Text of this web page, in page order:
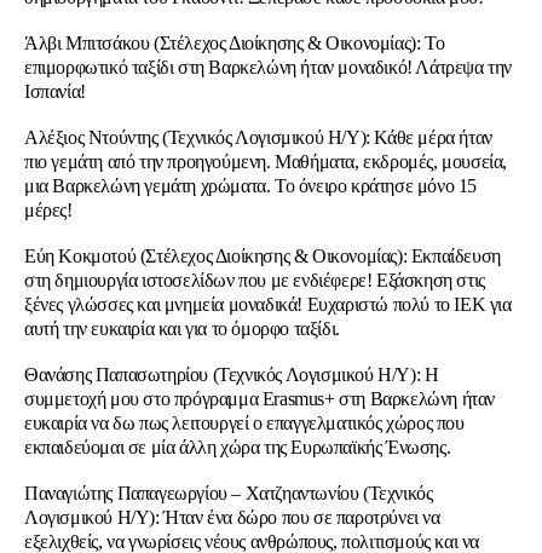
Άλβι Μπιτσάκου (Στέλεχος Διοίκησης & Οικονομίας): Το
επιμορφωτικό ταξίδι στη Βαρκελώνη ήταν μοναδικό! Λάτρεψα την
Ισπανία!
Αλέξιος Ντούντης (Τεχνικός Λογισμικού Η/Υ): Κάθε μέρα ήταν
πιο γεμάτη από την προηγούμενη. Μαθήματα, εκδρομές, μουσεία,
μια Βαρκελώνη γεμάτη χρώματα. Το όνειρο κράτησε μόνο 15
μέρες!
Εύη Κοκμοτού (Στέλεχος Διοίκησης & Οικονομίας): Εκπαίδευση
στη δημιουργία ιστοσελίδων που με ενδιέφερε! Εξάσκηση στις
ξένες γλώσσες και μνημεία μοναδικά! Ευχαριστώ πολύ το ΙΕΚ για
αυτή την ευκαιρία και για το όμορφο ταξίδι.
Θανάσης Παπασωτηρίου (Τεχνικός Λογισμικού Η/Υ): Η
συμμετοχή μου στο πρόγραμμα Erasmus+ στη Βαρκελώνη ήταν
ευκαιρία να δω πως λειτουργεί ο επαγγελματικός χώρος που
εκπαιδεύομαι σε μία άλλη χώρα της Ευρωπαϊκής Ένωσης.
Παναγιώτης Παπαγεωργίου – Χατζηαντωνίου (Τεχνικός
Λογισμικού Η/Υ): Ήταν ένα δώρο που σε παροτρύνει να
εξελιχθείς, να γνωρίσεις νέους ανθρώπους, πολιτισμούς και να